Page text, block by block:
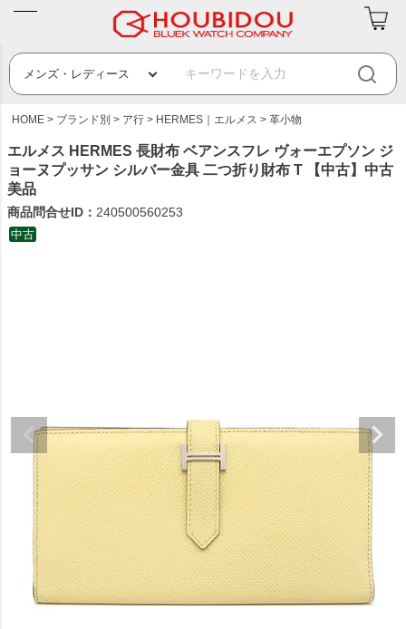
HOME ブランド別 ア行 HERMES｜エルメス 革小物
エルメス HERMES 長財布 ベアンスフレ ヴォーエプソン ジ
ョーヌプッサン シルバー金具 二つ折り財布 T 【中古】中古
美品
商品問合せID： 240500560253
中古